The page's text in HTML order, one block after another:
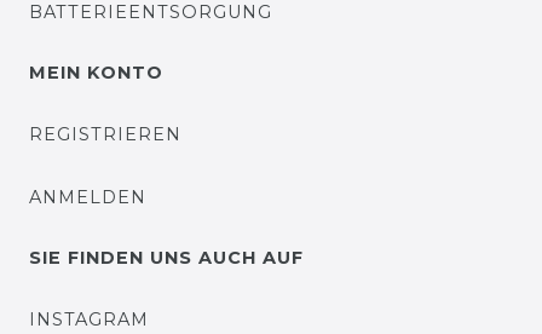
BATTERIEENTSORGUNG
MEIN KONTO
REGISTRIEREN
ANMELDEN
SIE FINDEN UNS AUCH AUF
INSTAGRAM